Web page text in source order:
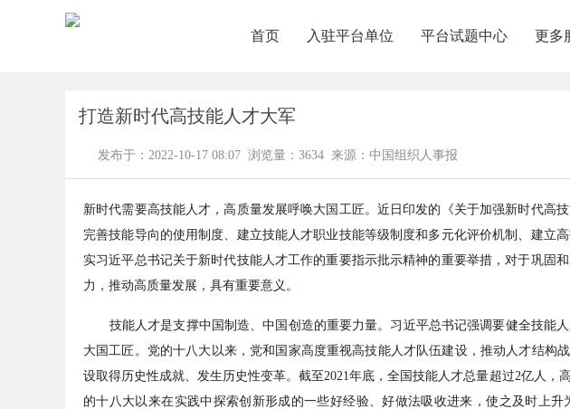
首页 入驻平台单位 平台试题中心 更多
打造新时代高技能人才大军
发布于：2022-10-17 08:07 浏览量：3634 来源：中国组织人事报
新时代需要高技能人才，高质量发展呼唤大国工匠。近日印发的《关于加强新时代高
完善技能导向的使用制度、建立技能人才职业技能等级制度和多元化评价机制、建立
实习近平总书记关于新时代技能人才工作的重要指示批示精神的重要举措，对于巩固
力，推动高质量发展，具有重要意义。
技能人才是支撑中国制造、中国创造的重要力量。习近平总书记强调要健全技能
大国工匠。党的十八大以来，党和国家高度重视高技能人才队伍建设，推动人才结构
设取得历史性成就、发生历史性变革。截至2021年底，全国技能人才总量超过2亿人，
的十八大以来在实践中探索创新形成的一些好经验、好做法吸收进来，使之及时上